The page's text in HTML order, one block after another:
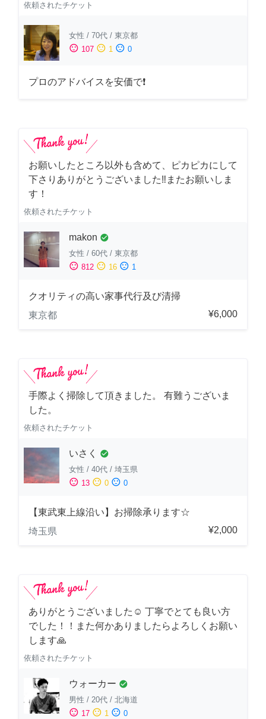
依頼されたチケット
女性 / 70代 / 東京都
sentiment_satisfied 107 sentiment_neutral 1 sentiment_dissatisfied 0
プロのアドバイスを安価で❗
お願いしたところ以外も含めて、ピカピカにして
下さりありがとうございました‼️またお願いしま
す！
依頼されたチケット
makon check_circle
女性 / 60代 / 東京都
sentiment_satisfied 812 sentiment_neutral 16 sentiment_dissatisfied 1
クオリティの高い家事代行及び清掃
東京都
¥6,000
手際よく掃除して頂きました。 有難うございま
した。
依頼されたチケット
いさく check_circle
女性 / 40代 / 埼玉県
sentiment_satisfied 13 sentiment_neutral 0 sentiment_dissatisfied 0
【東武東上線沿い】お掃除承ります☆
埼玉県
¥2,000
ありがとうございました☺️ 丁寧でとても良い方
でした！！また何かありましたらよろしくお願い
します🙏
依頼されたチケット
ウォーカー check_circle
男性 / 20代 / 北海道
sentiment_satisfied 17 sentiment_neutral 1 sentiment_dissatisfied 0